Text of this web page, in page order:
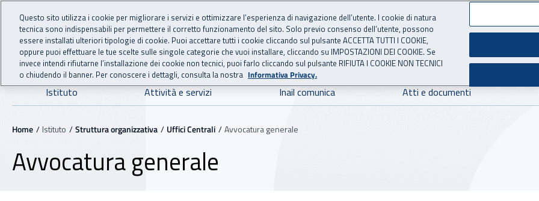
Vai al menu principale
Vai al contenuto principale
INAIL - Istituto Nazionale per l'Assicurazione
Navigazione principale
Istituto Attività e servizi Inail comunica Atti e documenti
Navigazione - Ti trovi in:
Home Istituto Struttura organizzativa Uffici Centrali Avvocatura generale
Avvocatura generale
Questo sito utilizza i cookie per migliorare i servizi e ottimizzare l’esperienza di navigazione dell’utente. I cookie di natura
tecnica sono indispensabili per permettere il corretto funzionamento del sito. Solo previo consenso dell’utente, possono
essere installati ulteriori tipologie di cookie. Puoi accettare tutti i cookie cliccando sul pulsante ACCETTA TUTTI I COOKIE,
oppure puoi effettuare le tue scelte sulle singole categorie che vuoi installare, cliccando su IMPOSTAZIONI DEI COOKIE. Se
invece intendi rifiutarne l’installazione dei cookie non tecnici, puoi farlo cliccando sul pulsante RIFIUTA I COOKIE NON TECNICI
o chiudendo il banner. Per conoscere i dettagli, consulta la nostra Informativa Privacy.